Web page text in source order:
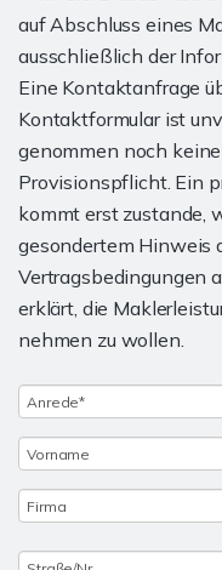
auf Abschluss eines
ausschließlich der
Eine Kontaktanfrage
Kontaktformular ist
genommen noch
Provisionspflicht. Ein
kommt erst zustande,
gesondertem Hinweis
Vertragsbedingungen
erklärt, die
nehmen zu wollen.